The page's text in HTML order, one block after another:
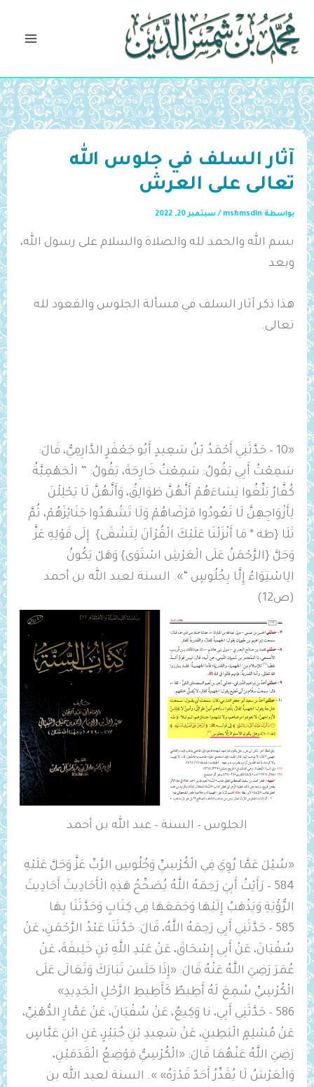
تخطي
المحتوى
آثار السلف في جلوس الله
تعالى على العرش
بواسطة mshmsdin
/سبتمبر 20, 2022
بسم الله والحمد لله والصلاة والسلام على رسول الله،
وبعد
هذا ذكر آثار السلف في مسألة الجلوس والقعود لله
تعالى.
«10 – حَدَّثَنِي أَحْمَدُ بْنُ سَعِيدٍ أَبُو جَعْفَرٍ الدَّارِمِيُّ، قَالَ:
سَمِعْتُ أَبِي يَقُولُ: سَمِعْتُ خَارِجَةَ، يَقُولُ: ” الْجَهْمِيَّةُ
كُفَّارٌ بَلِّغُوا نِسَاءَهُمْ أَنَّهُنَّ طَوَالِقُ، وَأَنَّهُنَّ لَا يَحْلِلْنَ
لِأَزْوَاجِهِنَّ لَا تَعُودُوا مَرْضَاهُمْ وَلَا تَشْهَدُوا جَنَائِزَهُمْ، ثُمَّ
تَلَا {طه * مَا أَنْزَلْنَا عَلَيْكَ الْقُرْآنَ لِتَشْقَى} إِلَى قَوْلِهِ عَزَّ
وَجَلَّ {الرَّحْمَنُ عَلَى الْعَرْشِ اسْتَوَى} وَهَلْ يَكُونُ
‌الِاسْتِوَاءُ ‌إِلَّا ‌بِجُلُوسٍ “». السنة لعبد الله بن أحمد
(ص12)
الجلوس – السنة – عبد الله بن أحمد
«سُئِلَ عَمَّا رُوِيَ فِي الْكُرْسِيِّ وَجُلُوسِ الرَّبِّ عَزَّ وَجَلَّ عَلَيْهِ
584 – رَأَيْتُ أَبِيَ رَحِمَهُ اللَّهُ ‌يُصَحِّحُ هَذِهِ الْأَحَادِيثَ أَحَادِيثَ
الرُّؤْيَةِ وَيَذْهَبُ إِلَيْهَا وَجَمَعَهَا فِي كِتَابٍ وَحَدَّثَنَا بِهَا
585 – حَدَّثَنِي أَبِي رَحِمَهُ اللَّهُ، قَالَ: حَدَّثَنَا عَبْدُ الرَّحْمَنِ، عَنْ
سُفْيَانَ، عَنْ أَبِي إِسْحَاقَ، عَنْ عَبْدِ اللَّهِ بْنِ خَلِيفَةَ، عَنْ
عُمَرَ رَضِيَ اللَّهُ عَنْهُ قَالَ: «إِذَا جَلَسَ تَبَارَكَ وَتَعَالَى عَلَى
الْكُرْسِيِّ سُمِعَ لَهُ أَطِيطٌ كَأَطِيطِ الرَّحْلِ الْجَدِيدِ»
586 – حَدَّثَنِي أَبِي، نا وَكِيعٌ، عَنْ سُفْيَانَ، عَنْ عَمَّارٍ الدُّهْنِيِّ،
عَنْ مُسْلِمٍ الْبَطِينِ، عَنْ سَعِيدِ بْنِ جُبَيْرٍ، عَنِ ابْنِ عَبَّاسٍ
رَضِيَ اللَّهُ عَنْهُمَا قَالَ: «الْكُرْسِيُّ مَوْضِعُ الْقَدَمَيْنِ،
وَالْعَرْشُ لَا يُقَدِّرُ أَحَدٌ قَدْرَهُ» ». السنة لعبد الله بن